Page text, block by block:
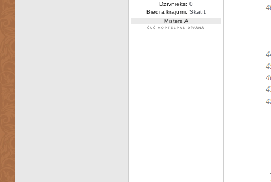
Dzīvnieks: 0
Biedra krājumi: Skatīt
Misters Ā
ČUČ KOPTELPAS DĪVĀNĀ